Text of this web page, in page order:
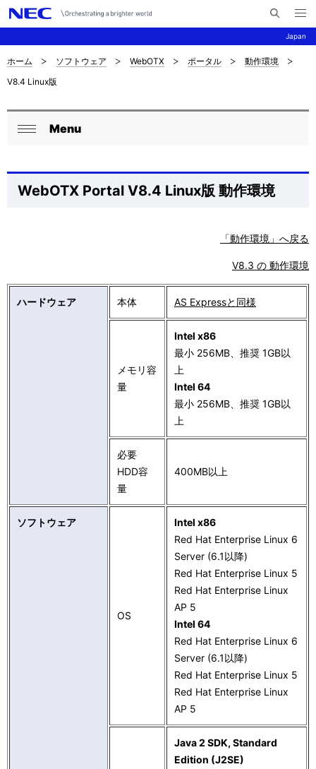
Japan
イ
メ
ニ
ュ
ナ
ビ
ゲ
ョ
サ
ト
の
現
を
。
ホーム ソフトウェア WebOTX ポータル
動作環境
V8.4 Linux版
ロ
カ
ゲ
Menu
WebOTX Portal V8.4 Linux版 動作環境
「動作環境」へ戻る
V8.3 の 動作環境
ハードウェア 本体 AS Expressと同様
メモリ容
量
Intel x86
最小 256MB、推奨 1GB以
上
Intel 64
最小 256MB、推奨 1GB以
上
必要
HDD容
量
400MB以上
ソフトウェア
OS
Intel x86
Red Hat Enterprise Linux 6
Server (6.1以降)
Red Hat Enterprise Linux 5
Red Hat Enterprise Linux
AP 5
Intel 64
Red Hat Enterprise Linux 6
Server (6.1以降)
Red Hat Enterprise Linux 5
Red Hat Enterprise Linux
AP 5
Java 2 SDK, Standard
Edition (J2SE)